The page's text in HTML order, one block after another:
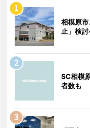
相模原
止」検
SC相模
者数も